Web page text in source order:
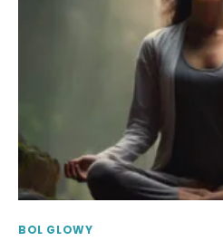
BOL GLOWY